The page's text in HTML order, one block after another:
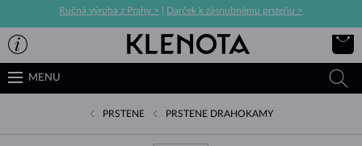
Ručná výroba z Prahy > Darček k zásnubnému prsteňu >
MENU
PRSTENE PRSTENE DRAHOKAMY